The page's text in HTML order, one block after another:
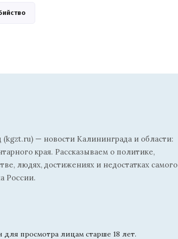
— новости Калининграда и области:
края. Рассказываем о политике,
людях, достижениях и недостатках самого
России.
для просмотра лицам старше 18 лет.